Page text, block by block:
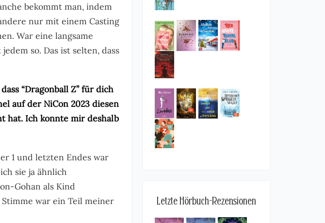
bekommt man, indem
nur mit einem Casting
War eine langsame
so. Das ist selten, dass
“Dragonball Z” für dich
auf der NiCon 2023 diesen
hat. Ich konnte mir deshalb
1 und letzten Endes war
sie ja ähnlich
Gohan als Kind
Stimme war ein Teil meiner
Letzte Hörbuch-Rezensionen